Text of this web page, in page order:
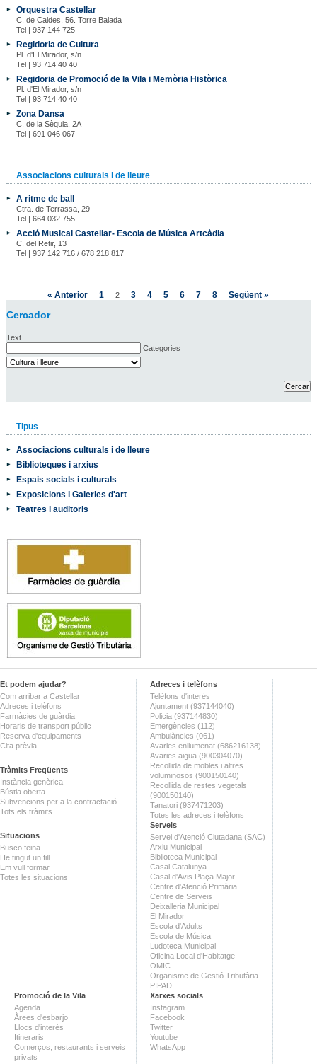
Orquestra Castellar
C. de Caldes, 56. Torre Balada
Tel | 937 144 725
Regidoria de Cultura
Pl. d'El Mirador, s/n
Tel | 93 714 40 40
Regidoria de Promoció de la Vila i Memòria Històrica
Pl. d'El Mirador, s/n
Tel | 93 714 40 40
Zona Dansa
C. de la Sèquia, 2A
Tel | 691 046 067
Associacions culturals i de lleure
A ritme de ball
Ctra. de Terrassa, 29
Tel | 664 032 755
Acció Musical Castellar- Escola de Música Artcàdia
C. del Retir, 13
Tel | 937 142 716 / 678 218 817
« Anterior 1 2 3 4 5 6 7 8 Següent »
Cercador
Text
Categories
Tipus
Associacions culturals i de lleure
Biblioteques i arxius
Espais socials i culturals
Exposicions i Galeries d'art
Teatres i auditoris
Et podem ajudar?
Com arribar a Castellar
Adreces i telèfons
Farmàcies de guàrdia
Horaris de transport públic
Reserva d'equipaments
Cita prèvia
Tràmits Freqüents
Instància genèrica
Bústia oberta
Subvencions per a la contractació
Tots els tràmits
Situacions
Busco feina
He tingut un fill
Em vull formar
Totes les situacions
Adreces i telèfons
Telèfons d'interès
Ajuntament (937144040)
Policia (937144830)
Emergències (112)
Ambulàncies (061)
Avaries enllumenat (686216138)
Avaries aigua (900304070)
Recollida de mobles i altres
voluminosos (900150140)
Recollida de restes vegetals
(900150140)
Tanatori (937471203)
Totes les adreces i telèfons
Serveis
Servei d'Atenció Ciutadana (SAC)
Arxiu Municipal
Biblioteca Municipal
Casal Catalunya
Casal d'Avis Plaça Major
Centre d'Atenció Primària
Centre de Serveis
Deixalleria Municipal
El Mirador
Escola d'Adults
Escola de Música
Ludoteca Municipal
Oficina Local d'Habitatge
OMIC
Organisme de Gestió Tributària
PIPAD
Promoció de la Vila
Agenda
Àrees d'esbarjo
Llocs d'interès
Itineraris
Comerços, restaurants i serveis
privats
Xarxes socials
Instagram
Facebook
Twitter
Youtube
WhatsApp